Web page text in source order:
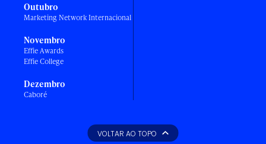
Outubro
Marketing Network Internacional
Novembro
Effie Awards
Effie College
Dezembro
Caboré
VOLTAR AO TOPO